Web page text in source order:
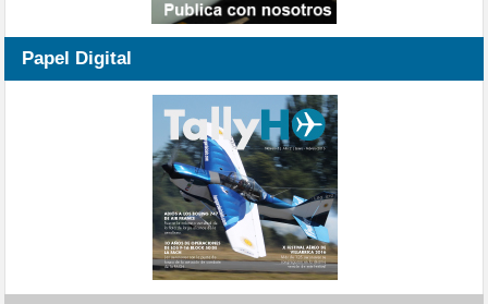
Papel Digital